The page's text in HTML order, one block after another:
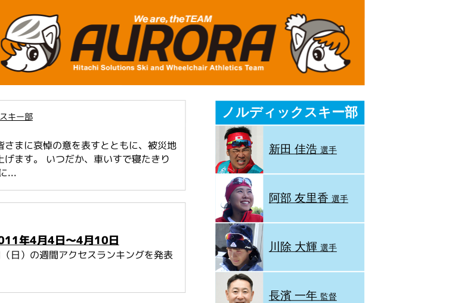
キー部
まに哀悼の意を表すとともに、被災地
ます。 いつだか、車いすで寝たきり
...
年4月4日～4月10日
日）の週間アクセスランキングを発表
ノルディックスキー部
新田 佳浩 選手
阿部 友里香 選手
川除 大輝 選手
長濱 一年 監督